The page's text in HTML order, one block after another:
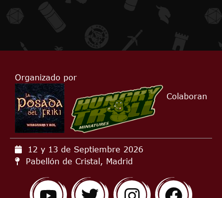
Organizado por
Colaboran
12 y 13 de Septiembre 2026
Pabellón de Cristal, Madrid